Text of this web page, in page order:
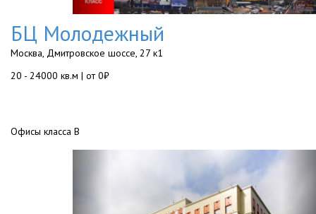
БЦ Молодежный
Москва, Дмитровское шоссе, 27 к1
20 - 24000 кв.м | от 0₽
Офисы класса B